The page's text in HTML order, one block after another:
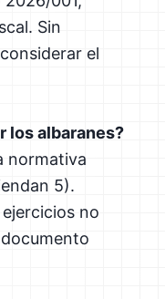
Sin
el
los albaranes?
normativa
5).
no